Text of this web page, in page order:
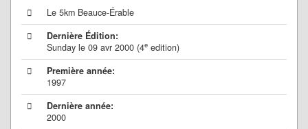
Le 5km Beauce-Érable
Dernière Édition:
Sunday le 09 avr 2000 (4e edition)
Première année:
1997
Dernière année:
2000